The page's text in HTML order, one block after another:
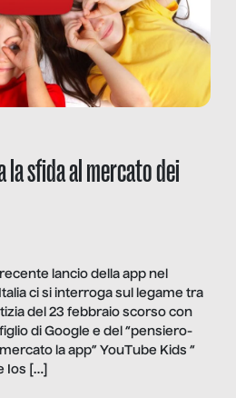
la sfida al mercato dei
lancio della app nel
ci si interroga sul legame tra
del 23 febbraio scorso con
di Google e del “pensiero-
la app” YouTube Kids “
Ios […]